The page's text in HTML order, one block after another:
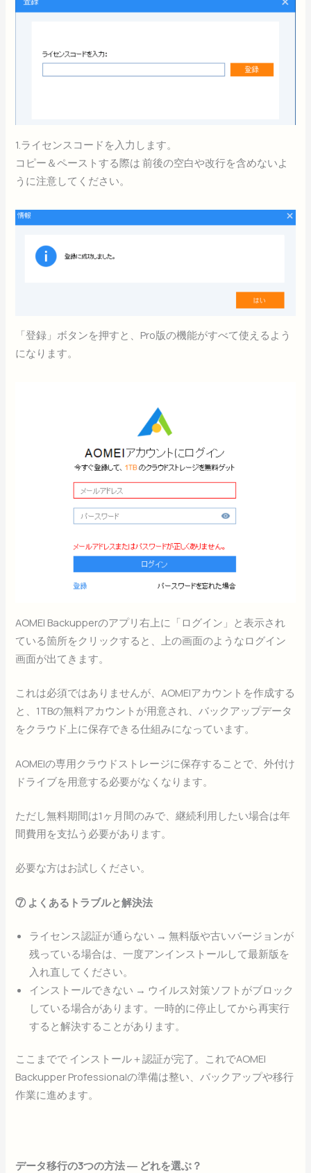
1.ライセンスコードを入力します。
コピー＆ペーストする際は 前後の空白や改行を含めないよ
うに注意してください。
「登録」ボタンを押すと、Pro版の機能がすべて使えるよう
になります。
AOMEI Backupperのアプリ右上に「ログイン」と表示され
ている箇所をクリックすると、上の画面のようなログイン
画面が出てきます。
これは必須ではありませんが、AOMEIアカウントを作成する
と、1TBの無料アカウントが用意され、バックアップデータ
をクラウド上に保存できる仕組みになっています。
AOMEIの専用クラウドストレージに保存することで、外付け
ドライブを用意する必要がなくなります。
ただし無料期間は1ヶ月間のみで、継続利用したい場合は年
間費用を支払う必要があります。
必要な方はお試しください。
⑦ よくあるトラブルと解決法
ライセンス認証が通らない → 無料版や古いバージョンが
残っている場合は、一度アンインストールして最新版を
入れ直してください。
インストールできない → ウイルス対策ソフトがブロック
している場合があります。一時的に停止してから再実行
すると解決することがあります。
ここまでで インストール＋認証が完了。これでAOMEI
Backupper Professionalの準備は整い、バックアップや移行
作業に進めます。
データ移行の3つの方法 ― どれを選ぶ？